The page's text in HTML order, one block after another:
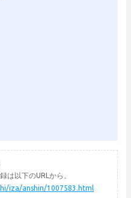
は以下のURLから。
iza/anshin/1007583.html